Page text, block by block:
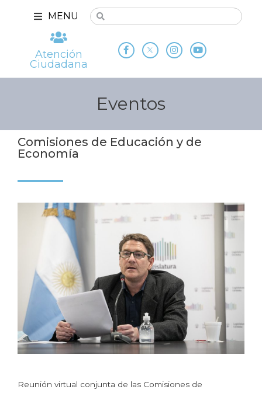
MENU
Atención
Ciudadana
Eventos
Comisiones de Educación y de
Economía
Reunión virtual conjunta de las Comisiones de